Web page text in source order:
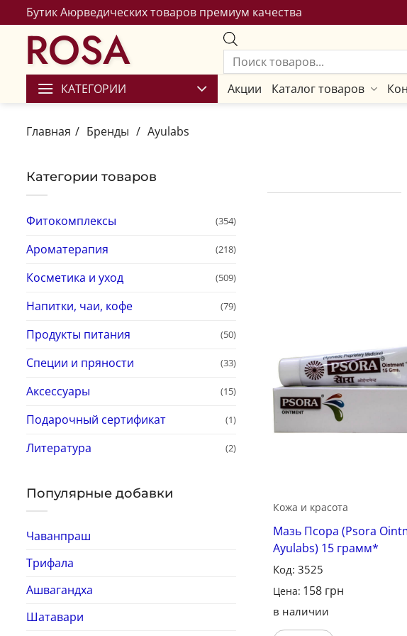
Бутик Аюрведических товаров премиум качества
ROSA
КАТЕГОРИИ Акции Каталог товаров
Главная / Бренды / Ayulabs
Категории товаров
Фитокомплексы (354)
Ароматерапия (218)
Косметика и уход (509)
Напитки, чаи, кофе (79)
Продукты питания (50)
Специи и пряности (33)
Аксессуары (15)
Подарочный сертификат (1)
Литература (2)
Популярные добавки
Чаванпраш
Трифала
Ашвагандха
Шатавари
Кожа и красота
Мазь Псора (Psora
Ayulabs) 15 грамм*
Код: 3525
Цена: 158 грн
в наличии